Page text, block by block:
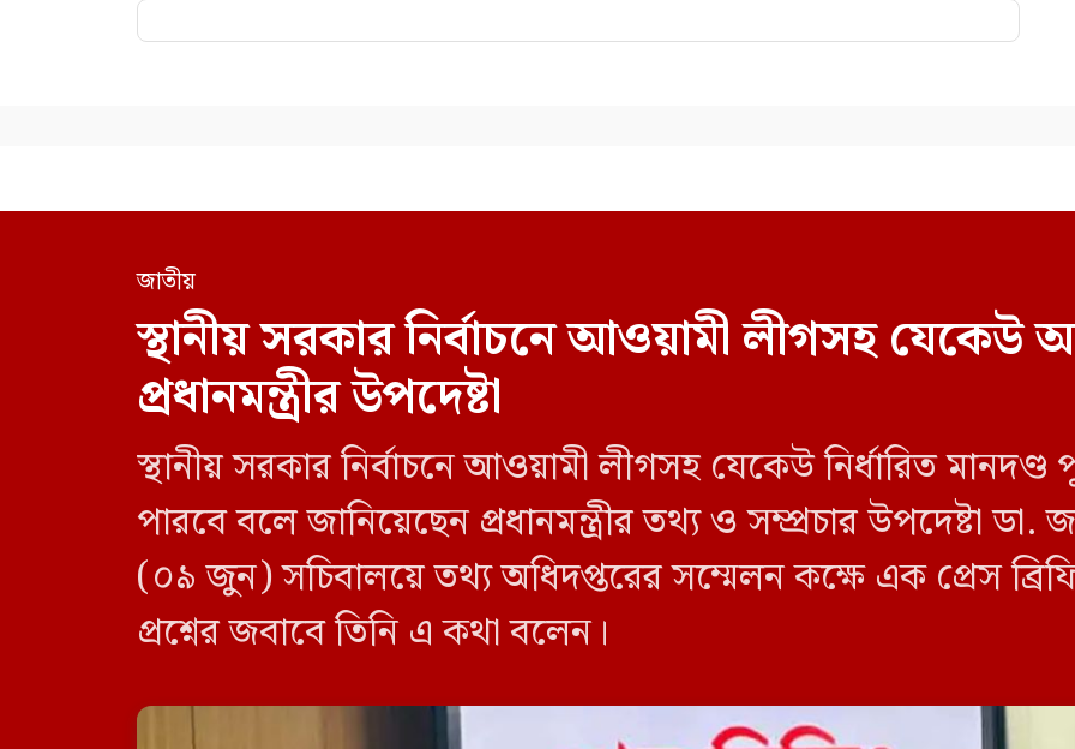
জাতীয়
স্থানীয় সরকার নির্বাচনে আওয়ামী লীগসহ যেকেউ
প্রধানমন্ত্রীর উপদেষ্টা
স্থানীয় সরকার নির্বাচনে আওয়ামী লীগসহ যেকেউ নির্ধারিত
পারবে বলে জানিয়েছেন প্রধানমন্ত্রীর তথ্য ও সম্প্রচার উপদেষ্টা
(০৯ জুন) সচিবালয়ে তথ্য অধিদপ্তরের সম্মেলন কক্ষে এক প্রেস
প্রশ্নের জবাবে তিনি এ কথা বলেন।